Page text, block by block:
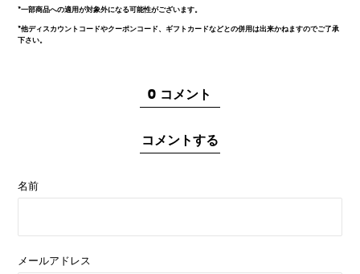
*一部商品への適用が対象外になる可能性がございます。
*他ディスカウントコードやクーポンコード、ギフトカードなどとの併用は出来かねますのでご了承
下さい。
0 コメント
コメントする
名前
メールアドレス